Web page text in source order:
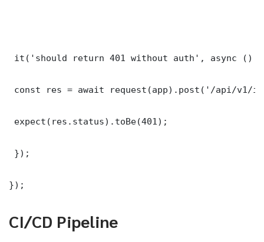
it('should return 401 without auth', async ()
const res = await request(app).post('/api/v1/
expect(res.status).toBe(401);
});
});
CI/CD Pipeline